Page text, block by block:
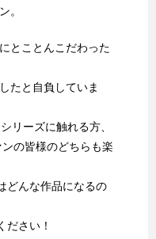
。
とことんこだわった
たと自負していま
リーズに触れる方、
の皆様のどちらも楽
どんな作品になるの
ださい！